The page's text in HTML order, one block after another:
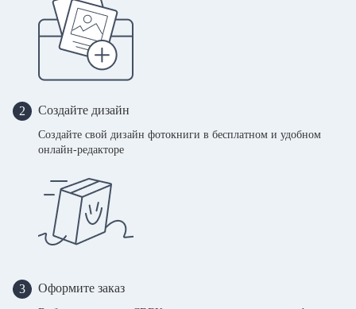
2 Создайте дизайн
Создайте свой дизайн фотокниги в бесплатном и удобном
онлайн-редакторе
3 Оформите заказ